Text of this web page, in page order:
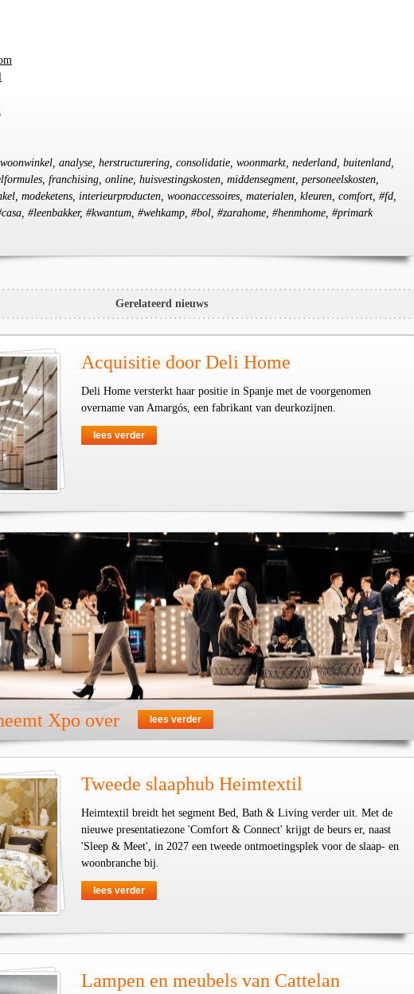
analyse, herstructurering, consolidatie, woonmarkt, nederland, buitenland,
franchising, online, huisvestingskosten, middensegment, personeelskosten,
modeketens, interieurproducten, woonaccessoires, materialen, kleuren, comfort, #fd,
#leenbakker, #kwantum, #wehkamp, #bol, #zarahome, #henmhome, #primark
Gerelateerd nieuws
Acquisitie door Deli Home
Deli Home versterkt haar positie in Spanje met de voorgenomen
overname van Amargós, een fabrikant van deurkozijnen.
lees verder
Xpo over lees verder
Tweede slaaphub Heimtextil
Heimtextil breidt het segment Bed, Bath & Living verder uit. Met de
nieuwe presentatiezone 'Comfort & Connect' krijgt de beurs er, naast
'Sleep & Meet', in 2027 een tweede ontmoetingsplek voor de slaap- en
woonbranche bij.
lees verder
Lampen en meubels van Cattelan